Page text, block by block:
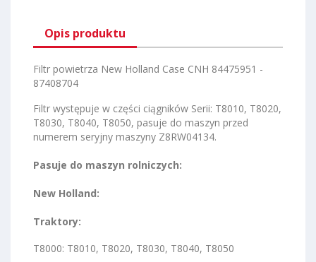
Opis produktu
Filtr powietrza New Holland Case CNH 84475951 -
87408704
Filtr występuje w części ciągników Serii: T8010, T8020,
T8030, T8040, T8050, pasuje do maszyn przed
numerem seryjny maszyny Z8RW04134.
Pasuje do maszyn rolniczych:
New Holland:
Traktory:
T8000: T8010, T8020, T8030, T8040, T8050